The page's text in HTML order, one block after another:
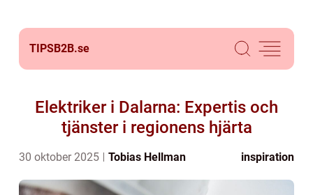
TIPSB2B.se
Elektriker i Dalarna: Expertis och
tjänster i regionens hjärta
30 oktober 2025 Tobias Hellman inspiration